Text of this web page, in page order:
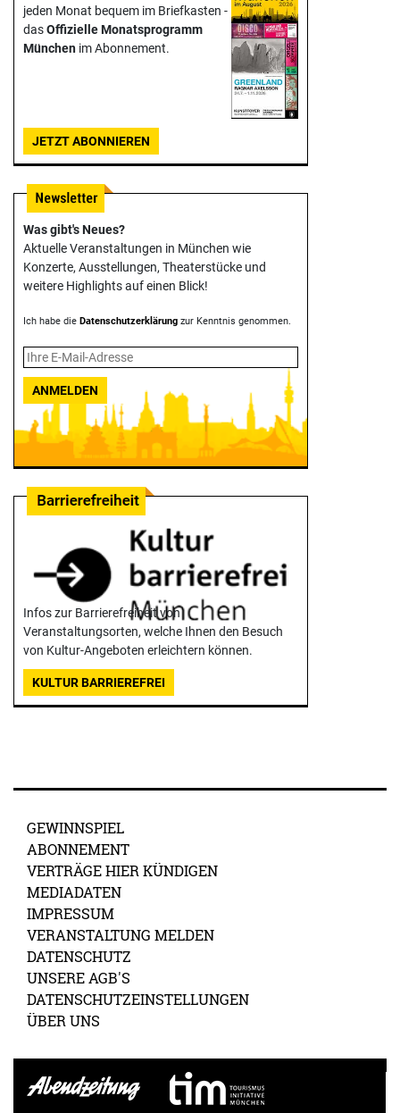
jeden Monat bequem im Briefkasten -
dasOffizielle Monats­programm
München im Abonnement.
JETZT ABONNIEREN
Was gibt's Neues?
Aktuelle Veranstaltungen in München wie
Konzerte, Ausstellungen, Theater­stücke und
weitere Highlights auf einen Blick!
Ich habe die Datenschutzerklärung zur Kenntnis genommen.
ANMELDEN
Infos zur Barrierefreiheit von
Veranstaltungsorten, welche Ihnen den Besuch
von Kultur-Angeboten erleichtern können.
KULTUR BARRIEREFREI
GEWINNSPIEL
ABONNEMENT
VERTRÄGE HIER KÜNDIGEN
MEDIADATEN
IMPRESSUM
VERANSTALTUNG MELDEN
DATENSCHUTZ
UNSERE AGB'S
DATENSCHUTZEINSTELLUNGEN
ÜBER UNS